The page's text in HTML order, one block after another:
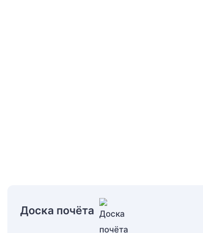
Доска почёта